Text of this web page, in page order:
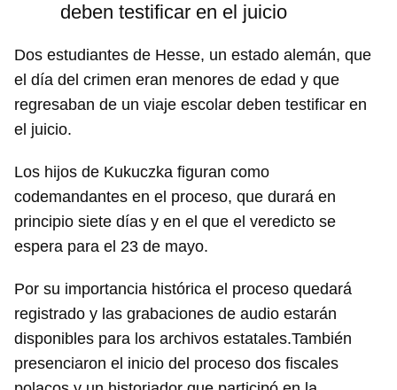
deben testificar en el juicio
Dos estudiantes de Hesse, un estado alemán, que
el día del crimen eran menores de edad y que
regresaban de un viaje escolar deben testificar en
el juicio.
Los hijos de Kukuczka figuran como
codemandantes en el proceso, que durará en
principio siete días y en el que el veredicto se
espera para el 23 de mayo.
Por su importancia histórica el proceso quedará
registrado y las grabaciones de audio estarán
disponibles para los archivos estatales.También
presenciaron el inicio del proceso dos fiscales